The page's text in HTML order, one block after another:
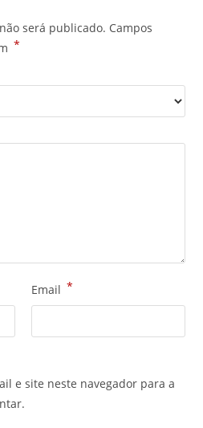
será publicado. Campos
*
Email *
e site neste navegador para a